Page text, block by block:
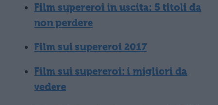
Film supereroi in uscita: 5 titoli da
non perdere
Film sui supereroi 2017
Film sui supereroi: i migliori da
vedere